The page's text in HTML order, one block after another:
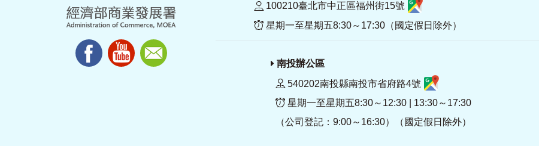
100210臺北市中正區福州街15號
星期一至星期五8:30～17:30（國定假日除外）
南投辦公區
540202南投縣南投市省府路4號
星期一至星期五8:30～12:30 | 13:30～17:30
（公司登記：9:00～16:30）（國定假日除外）